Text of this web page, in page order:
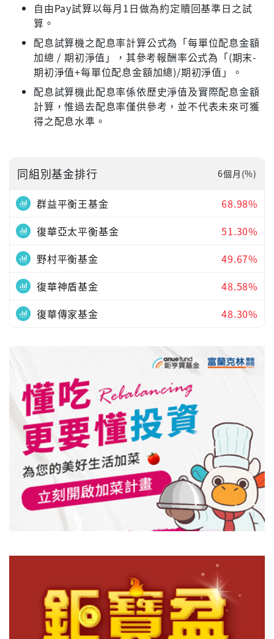
自由Pay試算以每月1日做為約定贖回基準日之試
算。
配息試算機之配息率計算公式為「每單位配息金額
加總 / 期初淨值」，其參考報酬率公式為「(期末-
期初淨值+每單位配息金額加總)/期初淨值」。
配息試算機此配息率係依歷史淨值及實際配息金額
計算，惟過去配息率僅供參考，並不代表未來可獲
得之配息水準。
同組別基金排行 6個月(%)
群益平衡王基金
68.98%
復華亞太平衡基金
51.30%
野村平衡基金
49.67%
復華神盾基金
48.58%
復華傳家基金
48.30%